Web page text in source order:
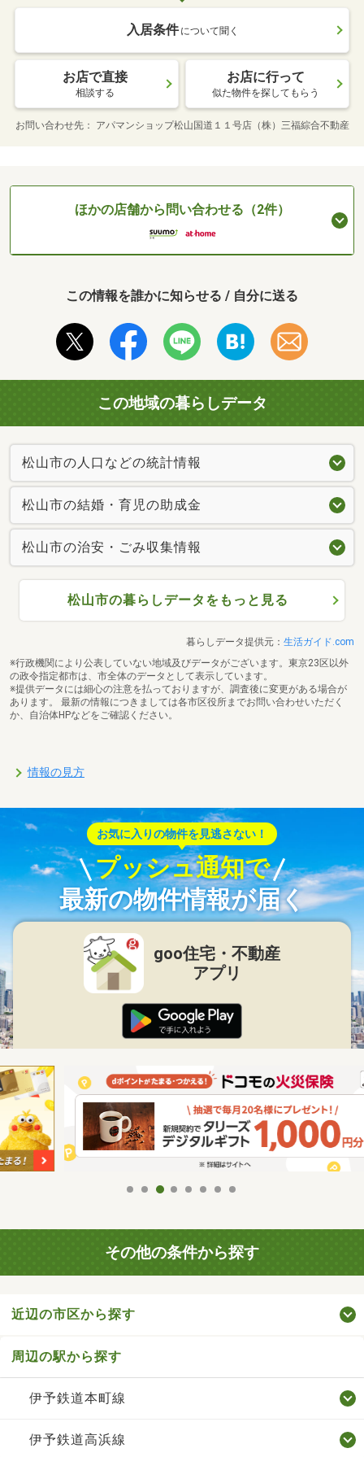
入居条件 について聞く
お店で直接
相談する
お店に行って
似た物件を探してもらう
お問い合わせ先 アパマンショップ松山国道１１号店（株）三福綜合不動産
ほかの店舗から問い合わせる（2件）
この情報を誰かに知らせる / 自分に送る
この地域の暮らしデータ
松山市の人口などの統計情報
松山市の結婚・育児の助成金
松山市の治安・ごみ収集情報
松山市の暮らしデータをもっと見る
暮らしデータ提供元： 生活ガイド.com
※行政機関により公表していない地域及びデータがございます。東京23区以外
の政令指定都市は、市全体のデータとして表示しています。
※提供データには細心の注意を払っておりますが、調査後に変更がある場合が
あります。 最新の情報につきましては各市区役所までお問い合わせいただく
か、自治体HPなどをご確認ください。
情報の見方
お気に入りの物件を見逃さない！
プッシュ通知で
最新の物件情報が届く
goo住宅・不動産
アプリ
その他の条件から探す
近辺の市区から探す
周辺の駅から探す
伊予鉄道本町線
伊予鉄道高浜線